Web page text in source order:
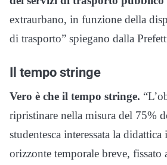
extraurbano, in funzione della
di trasporto” spiegano dalla
Il tempo stringe
Vero è che il tempo stringe.
ripristinare nella misura del 75%
studentesca interessata la didattica
orizzonte temporale breve, fissato